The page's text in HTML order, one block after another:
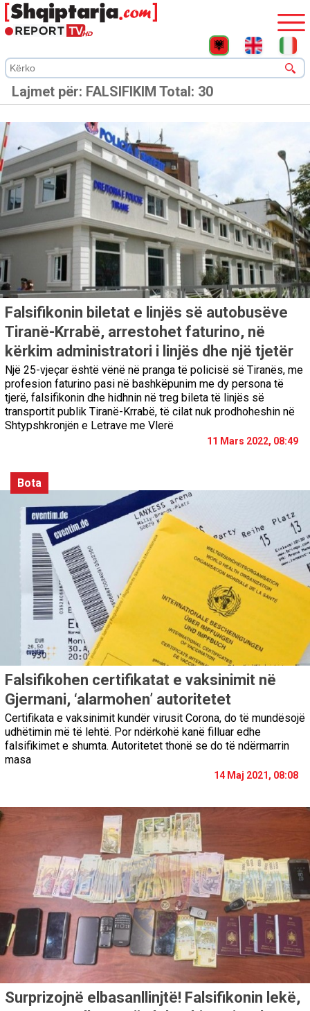
Lajmet për: FALSIFIKIM Total: 30
Falsifikonin biletat e linjës së autobusëve
Tiranë-Krrabë, arrestohet faturino, në
kërkim administratori i linjës dhe një tjetër
Një 25-vjeçar është vënë në pranga të policisë së Tiranës, me
profesion faturino pasi në bashkëpunim me dy persona të
tjerë, falsifikonin dhe hidhnin në treg bileta të linjës së
transportit publik Tiranë-Krrabë, të cilat nuk prodhoheshin në
Shtypshkronjën e Letrave me Vlerë
11 Mars 2022, 08:49
Bota
Falsifikohen certifikatat e vaksinimit në
Gjermani, ‘alarmohen’ autoritetet
Certifikata e vaksinimit kundër virusit Corona, do të mundësojë
udhëtimin më të lehtë. Por ndërkohë kanë filluar edhe
falsifikimet e shumta. Autoritetet thonë se do të ndërmarrin
masa
14 Maj 2021, 08:08
Surprizojnë elbasanllinjtë! Falsifikonin lekë,